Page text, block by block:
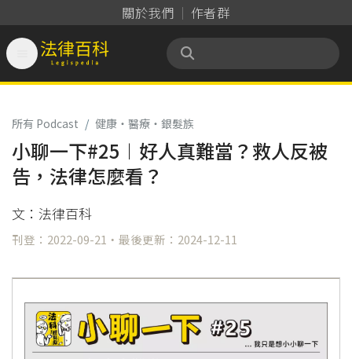
關於我們 作者群
法律百科 Legispedia
所有 Podcast / 健康‧醫療‧銀髮族
小聊一下#25︱好人真難當？救人反被
告，法律怎麼看？
文：法律百科
刊登：2022-09-21・最後更新：2024-12-11